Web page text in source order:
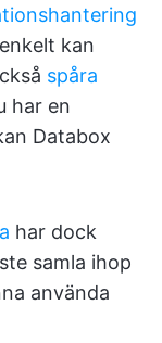
kan
spåra
har en
Databox
har dock
samla ihop
använda